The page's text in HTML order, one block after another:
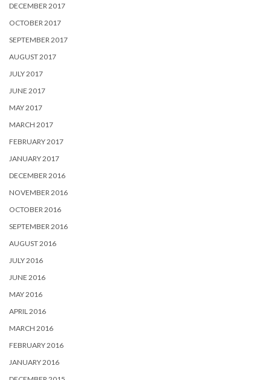
DECEMBER 2017
OCTOBER 2017
SEPTEMBER 2017
AUGUST 2017
JULY 2017
JUNE 2017
MAY 2017
MARCH 2017
FEBRUARY 2017
JANUARY 2017
DECEMBER 2016
NOVEMBER 2016
OCTOBER 2016
SEPTEMBER 2016
AUGUST 2016
JULY 2016
JUNE 2016
MAY 2016
APRIL 2016
MARCH 2016
FEBRUARY 2016
JANUARY 2016